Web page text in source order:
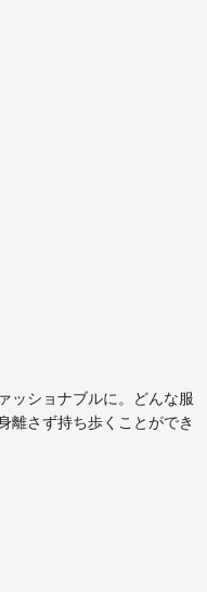
ッショナブルに。どんな服
離さず持ち歩くことができ